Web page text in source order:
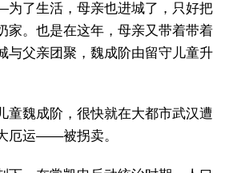
了生活，母亲也进城了，只好把
家。也是在这年，母亲又带着带着
与父亲团聚，魏成阶由留守儿童升
童魏成阶，很快就在大都市武汉遭
厄运——被拐卖。